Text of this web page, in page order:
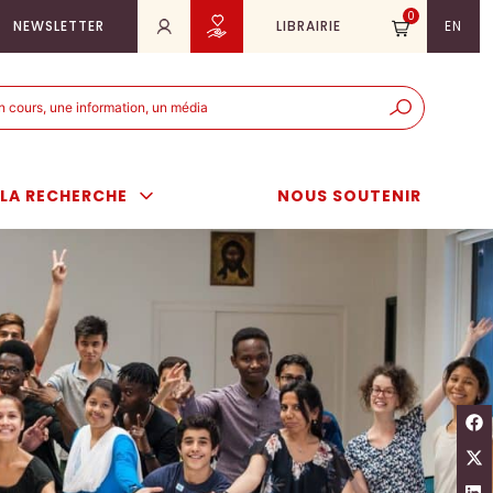
EN
0
NEWSLETTER LIBRAIRIE
LA RECHERCHE NOUS SOUTENIR